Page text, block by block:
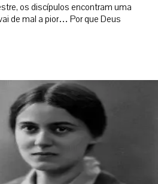
os discípulos encontram uma
de mal a pior… Por que Deus